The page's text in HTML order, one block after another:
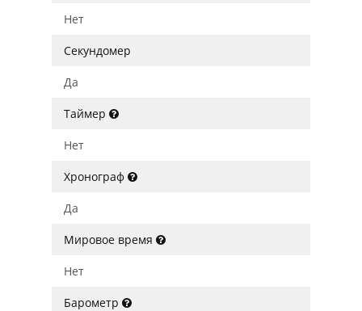
Нет
Секундомер
Да
Таймер
Нет
Хронограф
Да
Мировое время
Нет
Барометр